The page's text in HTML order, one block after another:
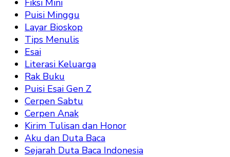
Fiksi Mini
Puisi Minggu
Layar Bioskop
Tips Menulis
Esai
Literasi Keluarga
Rak Buku
Puisi Esai Gen Z
Cerpen Sabtu
Cerpen Anak
Kirim Tulisan dan Honor
Aku dan Duta Baca
Sejarah Duta Baca Indonesia